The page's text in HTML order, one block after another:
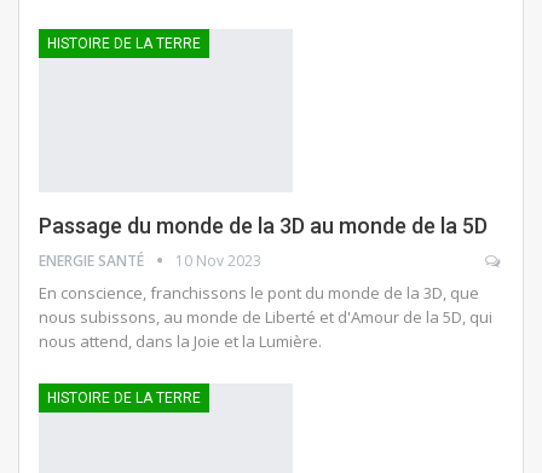
HISTOIRE DE LA TERRE
Passage du monde de la 3D au monde de la 5D
ENERGIE SANTÉ 10 Nov 2023
En conscience, franchissons le pont du monde de la 3D, que
nous subissons, au monde de Liberté et d'Amour de la 5D, qui
nous attend, dans la Joie et la Lumière.
HISTOIRE DE LA TERRE